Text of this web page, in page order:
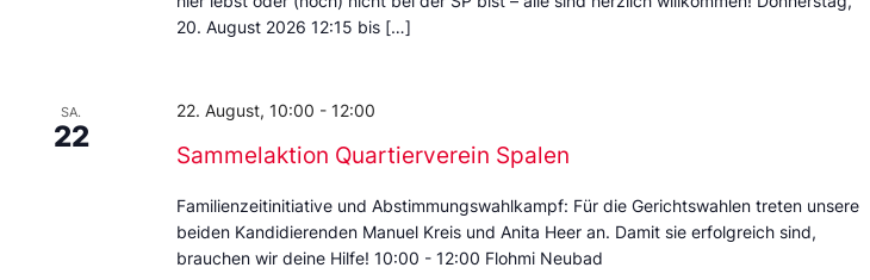
20. August 2026 12:15 bis […]
SA.
22
Sammelaktion Quartierverein Spalen
22. August, 10:00 - 12:00
Familienzeitinitiative und Abstimmungswahlkampf: Für die Gerichtswahlen treten unsere
beiden Kandidierenden Manuel Kreis und Anita Heer an. Damit sie erfolgreich sind,
brauchen wir deine Hilfe! 10:00 - 12:00 Flohmi Neubad